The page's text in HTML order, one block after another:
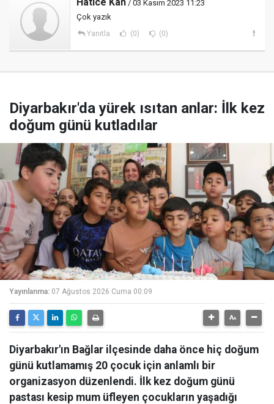
/ 03 Kasım 2023 11:23
Çok yazık
Yanıtla (0) (0)
Diyarbakır'da yürek ısıtan anlar: İlk kez
doğum günü kutladılar
Yayınlanma: 07 Ağustos 2026 Cuma 00:09
Diyarbakır'ın Bağlar ilçesinde daha önce hiç doğum
günü kutlamamış 20 çocuk için anlamlı bir
organizasyon düzenlendi. İlk kez doğum günü
pastası kesip mum üfleyen çocukların yaşadığı